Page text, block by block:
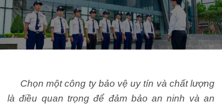
Chọn một công ty bảo vệ uy tín và chất lượng
là điều quan trọng để đảm bảo an ninh và an